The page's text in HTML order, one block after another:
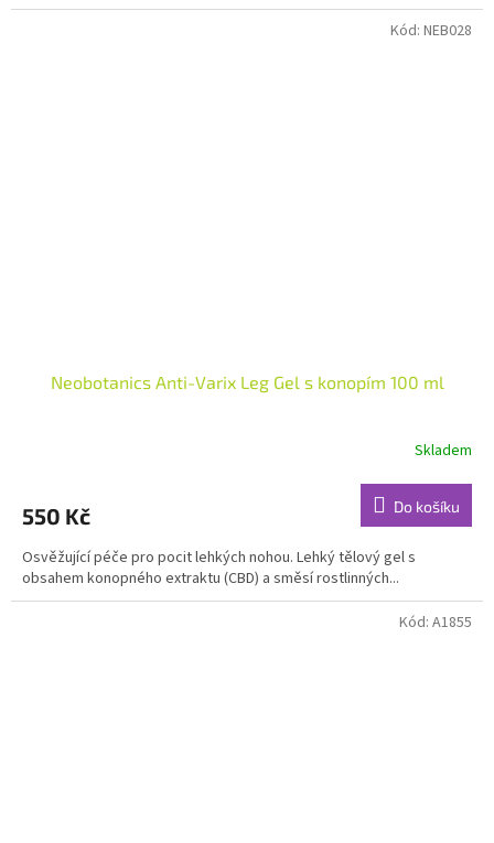
hvězdiček.
Neobotanics Anti-Varix Leg Gel s konopím 100 ml
je
z
5
hvězdiček.
Skladem
550 Kč Do košíku
Osvěžující péče pro pocit lehkých nohou. Lehký tělový gel s
obsahem konopného extraktu (CBD) a směsí rostlinných...
Kód: NEB028
Kód: A1855